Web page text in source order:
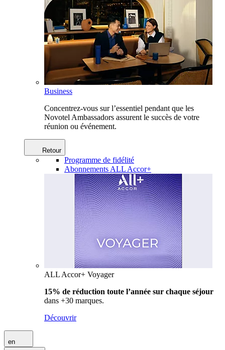
Business
Concentrez-vous sur l’essentiel pendant que les
Novotel Ambassadors assurent le succès de votre
réunion ou événement.
Retour
Programme de fidélité
Abonnements ALL Accor+
ALL Accor+ Voyager
15% de réduction toute l’année sur chaque séjour
dans +30 marques.
Découvrir
en